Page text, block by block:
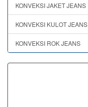
KONVEKSI JAKET JEANS
KONVEKSI KULOT JEANS
KONVEKSI ROK JEANS